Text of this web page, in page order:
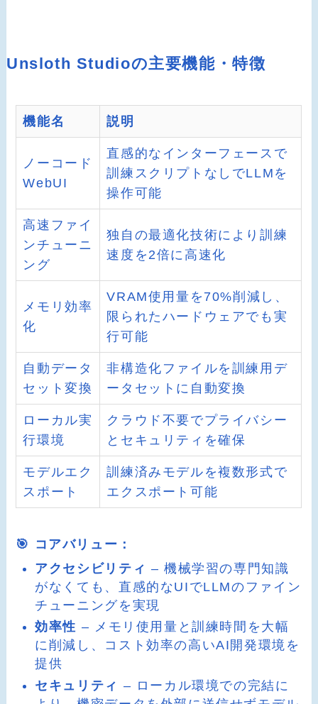
Unsloth Studioの主要機能・特徴
機能名 説明
ノーコード
WebUI
直感的なインターフェースで
訓練スクリプトなしでLLMを
操作可能
高速ファイ
ンチューニ
ング
独自の最適化技術により訓練
速度を2倍に高速化
メモリ効率
化
VRAM使用量を70%削減し、
限られたハードウェアでも実
行可能
自動データ
セット変換
非構造化ファイルを訓練用デ
ータセットに自動変換
ローカル実
行環境
クラウド不要でプライバシー
とセキュリティを確保
モデルエク
スポート
訓練済みモデルを複数形式で
エクスポート可能
🎯 コアバリュー：
アクセシビリティ – 機械学習の専門知識
がなくても、直感的なUIでLLMのファイン
チューニングを実現
効率性 – メモリ使用量と訓練時間を大幅
に削減し、コスト効率の高いAI開発環境を
提供
セキュリティ – ローカル環境での完結に